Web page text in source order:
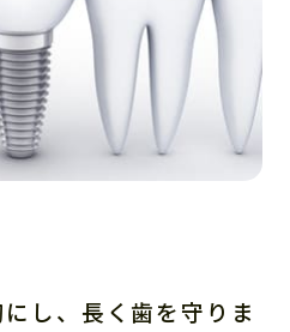
し、長く歯を守りま